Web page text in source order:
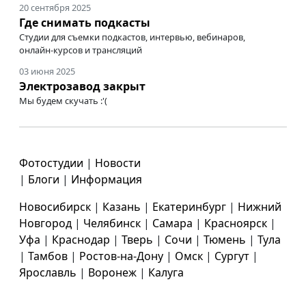
20 сентября 2025
Где снимать подкасты
Студии для съемки подкастов, интервью, вебинаров,
онлайн-курсов и трансляций
03 июня 2025
Электрозавод закрыт
Мы будем скучать :'(
Фотостудии | Новости
| Блоги | Информация
Новосибирск | Казань | Екатеринбург | Нижний
Новгород | Челябинск | Самара | Красноярск |
Уфа | Краснодар | Тверь | Сочи | Тюмень | Тула
| Тамбов | Ростов-на-Дону | Омск | Сургут |
Ярославль | Воронеж | Калуга